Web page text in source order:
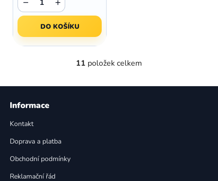
DO KOŠÍKU
O
l
11 položek celkem
Z
Informace
Kontakt
Doprava a platba
Obchodní podmínky
Reklamační řád